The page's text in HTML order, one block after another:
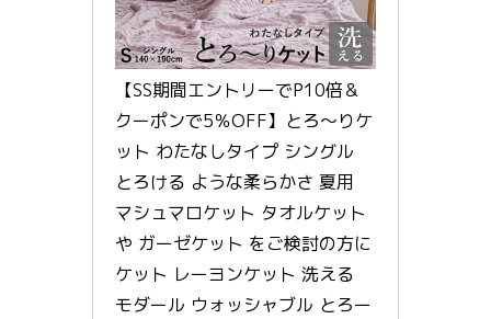
【SS期間エントリーでP10倍＆
クーポンで5％OFF】とろ～りケ
ット わたなしタイプ シングル
とろける ような柔らかさ 夏用
マシュマロケット タオルケット
や ガーゼケット をご検討の方に
ケット レーヨンケット 洗える
モダール ウォッシャブル とろー